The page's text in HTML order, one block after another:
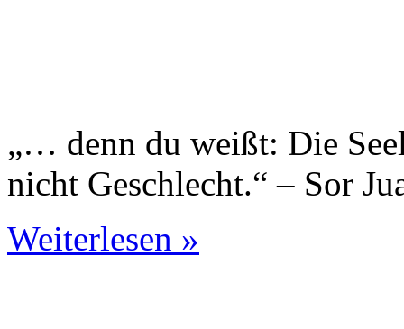
„… denn du weißt: Die
nicht Geschlecht.“ – Sor
Weiterlesen »